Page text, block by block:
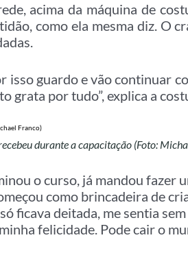
acima da máquina de
como ela mesma diz. O
isso guardo e vão continuar
grata por tudo”, explica a
durante a capacitação (Foto:
o curso, já mandou fazer
como brincadeira de
ficava deitada, me sentia
felicidade. Pode cair o